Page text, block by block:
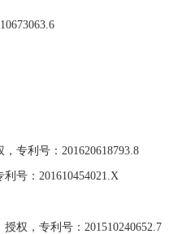
专利号： 201620618793.8
号： 201610454021.X
权，专利号： 201510240652.7